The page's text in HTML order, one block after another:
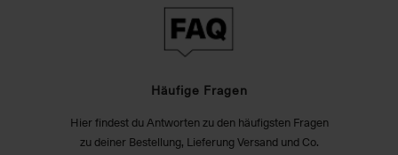
Häufige Fragen
Hier findest du Antworten zu den häufigsten Fragen
zu deiner Bestellung, Lieferung Versand und Co.